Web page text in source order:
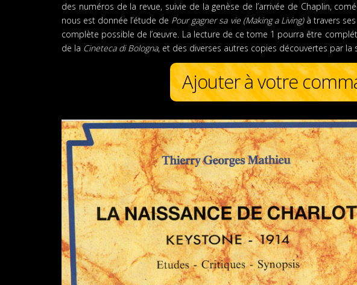
des numéros de la revue, suivie de la genèse de l’arrivée de Chaplin,
nous est donnée l’étude de Pour gagner sa vie (Making a Living)à travers ses
complète possible de l’œuvre. La lecture de ce tome 1 pourra être
de la Cineteca di Bologna, et des diverses autres copies découvertes par la
Ajouter à votre